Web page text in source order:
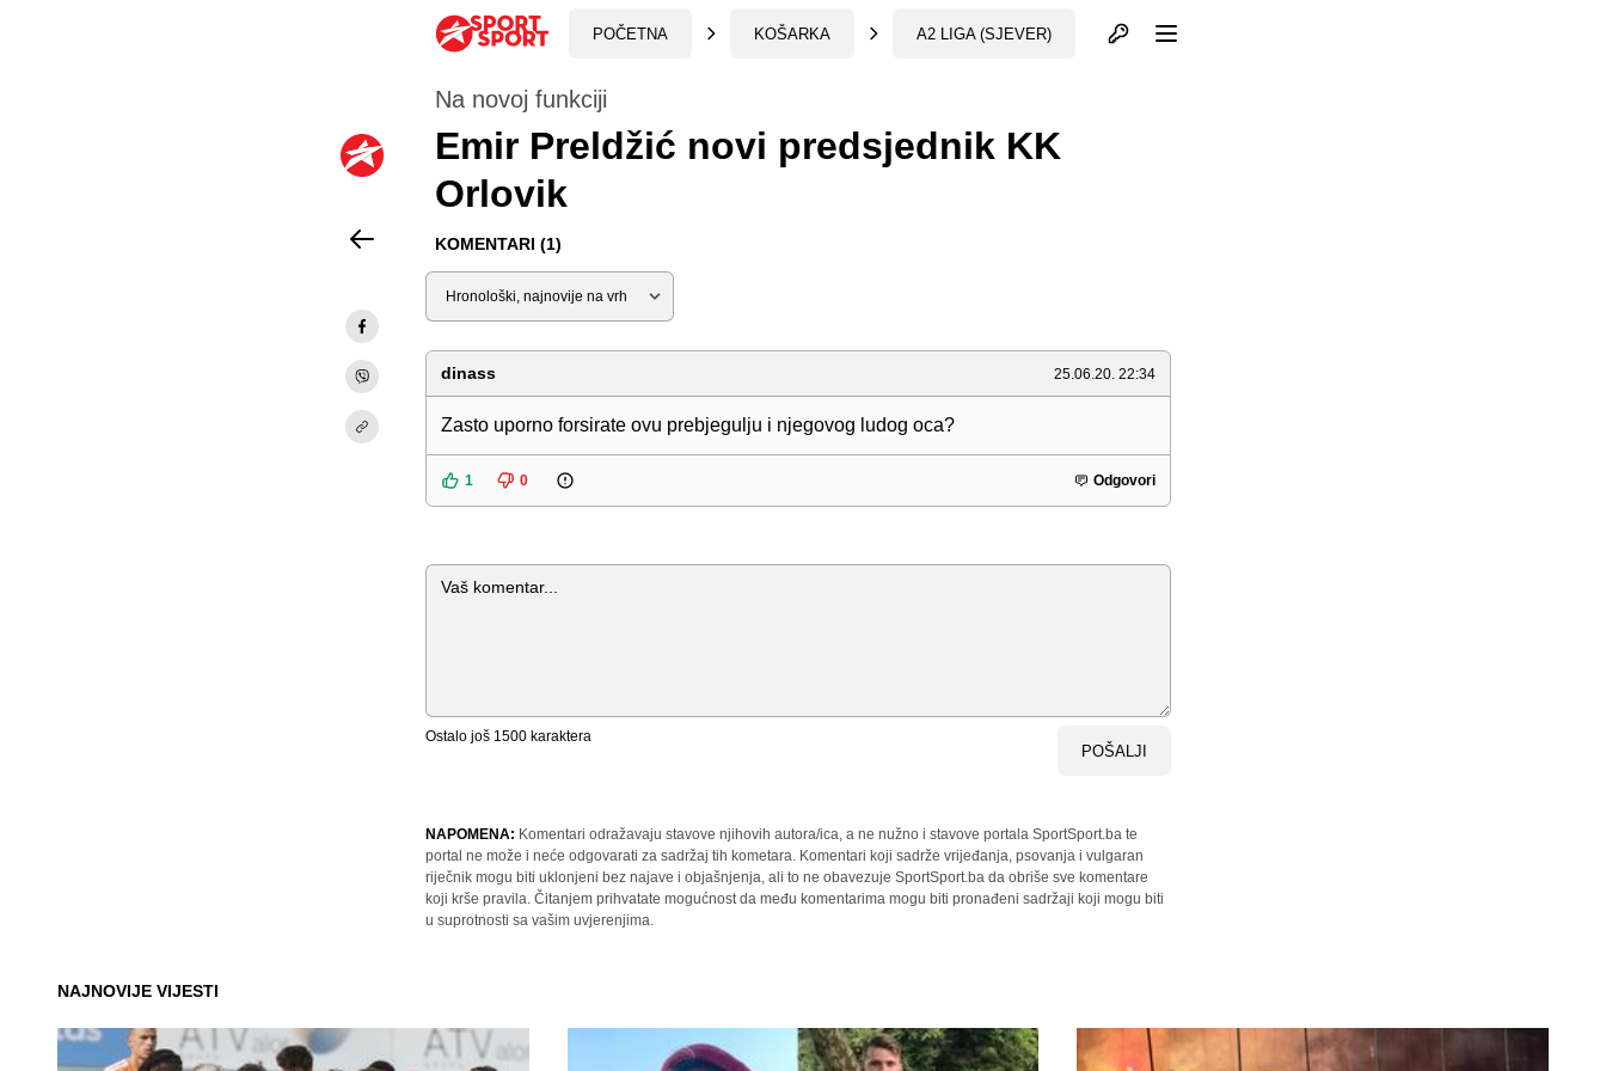
POČETNA KOŠARKA A2 LIGA (SJEVER) Otvori profil
Na novoj funkciji
Emir Preldžić novi predsjednik KK
Orlovik
KOMENTARI (1)
Sortiraj
dinass 25.06.20. 22:34
Zasto uporno forsirate ovu prebjegulju i njegovog ludog oca?
1 0 Odgovori
Komentar
Ostalo još 1500 karaktera
POŠALJI
NAPOMENA: Komentari odražavaju stavove njihovih autora/ica, a ne nužno i stavove portala SportSport.ba te
portal ne može i neće odgovarati za sadržaj tih kometara. Komentari koji sadrže vrijeđanja, psovanja i vulgaran
riječnik mogu biti uklonjeni bez najave i objašnjenja, ali to ne obavezuje SportSport.ba da obriše sve komentare
koji krše pravila. Čitanjem prihvatate mogućnost da među komentarima mogu biti pronađeni sadržaji koji mogu biti
u suprotnosti sa vašim uvjerenjima.
NAJNOVIJE VIJESTI